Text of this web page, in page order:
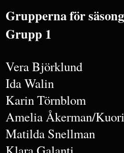
Grupperna för
Grupp 1
Vera Björklund
Ida Walin
Karin Törnblom
Amelia Åkerman/
Matilda Snellman